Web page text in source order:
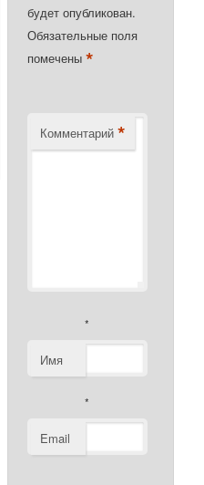
будет опубликован.
Обязательные поля
помечены*
Комментарий *
Имя
*
Email
*